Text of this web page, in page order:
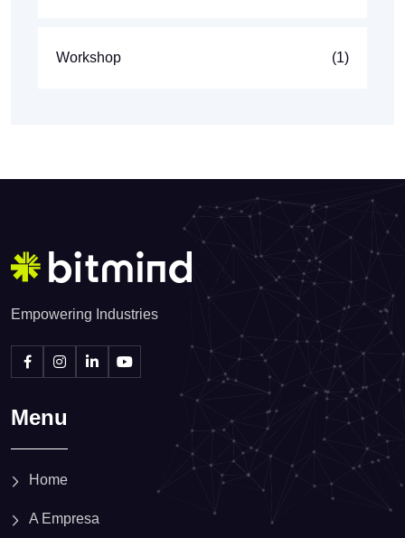
Workshop (1)
Empowering Industries
Menu
Home
A Empresa